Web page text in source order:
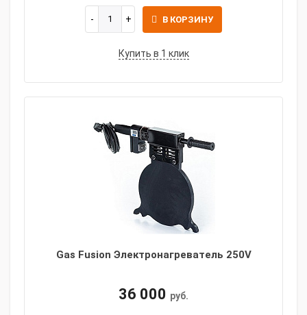
В КОРЗИНУ
Купить в 1 клик
Gas Fusion Электронагреватель 250V
36 000 руб.